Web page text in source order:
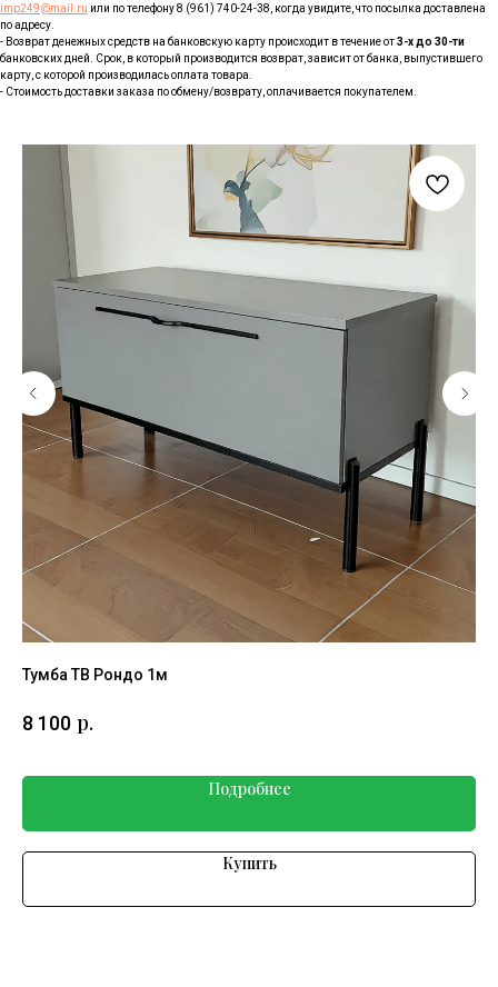
imp249@mail.ru или по телефону 8 (961) 740-24-38, когда увидите, что посылка доставлена
по адресу.
- Возврат денежных средств на банковскую карту происходит в течение от3-х до 30-ти
банковских дней. Срок, в который производится возврат, зависит от банка, выпустившего
карту, с которой производилась оплата товара.
- Стоимость доставки заказа по обмену/возврату, оплачивается покупателем.
Тумба ТВ Рондо 1м
8 100 р.
Подробнее
Купить